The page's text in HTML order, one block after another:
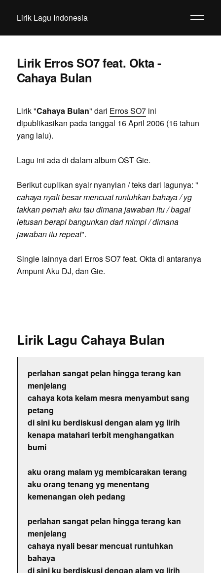
Lirik Lagu Indonesia
Lirik Erros SO7 feat. Okta -
Cahaya Bulan
Lirik "Cahaya Bulan" dari Erros SO7ini
dipublikasikan pada tanggal 16 April 2006 (16 tahun
yang lalu).
Lagu ini ada di dalam album OST Gie.
Berikut cuplikan syair nyanyian / teks dari lagunya: "
cahaya nyali besar mencuat runtuhkan bahaya / yg
takkan pernah aku tau dimana jawaban itu / bagai
letusan berapi bangunkan dari mimpi / dimana
jawaban itu repeat".
Single lainnya dari Erros SO7 feat. Okta di antaranya
Ampuni Aku DJ, dan Gie.
Lirik Lagu Cahaya Bulan
perlahan sangat pelan hingga terang kan
menjelang
cahaya kota kelam mesra menyambut sang
petang
di sini ku berdiskusi dengan alam yg lirih
kenapa matahari terbit menghangatkan
bumi
aku orang malam yg membicarakan terang
aku orang tenang yg menentang
kemenangan oleh pedang
perlahan sangat pelan hingga terang kan
menjelang
cahaya nyali besar mencuat runtuhkan
bahaya
di sini ku berdiskusi dengan alam yg lirih